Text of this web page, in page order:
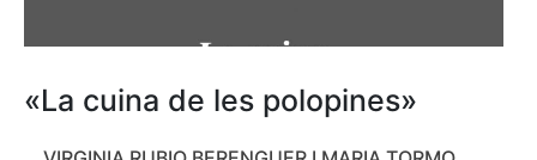
«La cuina de les polopines»